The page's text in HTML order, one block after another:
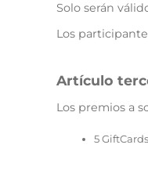
Solo serán
Los
Artículo
Los premios a
5